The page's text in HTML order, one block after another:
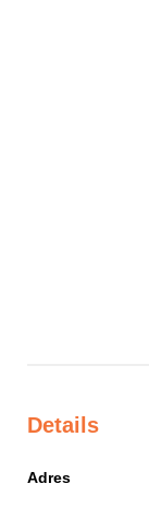
Details
Adres